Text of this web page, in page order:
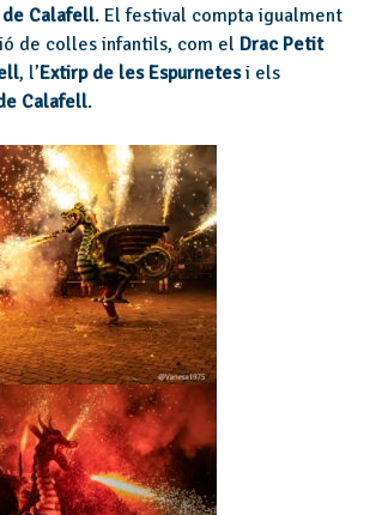
de Calafell. El festival compta igualment
de colles infantils, com el Drac Petit
, l’Extirp de les Espurnetesi els
Calafell.